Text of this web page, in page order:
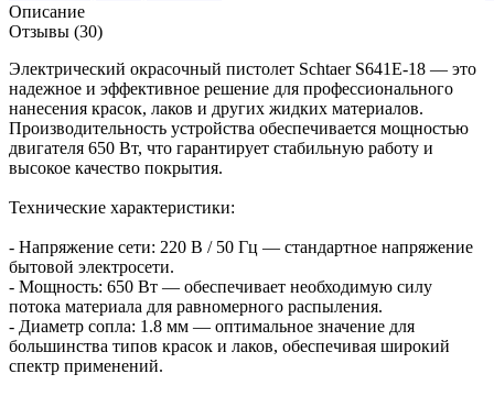
Описание
Отзывы (30)
Электрический окрасочный пистолет Schtaer S641E-18 — это
надежное и эффективное решение для профессионального
нанесения красок, лаков и других жидких материалов.
Производительность устройства обеспечивается мощностью
двигателя 650 Вт, что гарантирует стабильную работу и
высокое качество покрытия.
Технические характеристики:
- Напряжение сети: 220 В / 50 Гц — стандартное напряжение
бытовой электросети.
- Мощность: 650 Вт — обеспечивает необходимую силу
потока материала для равномерного распыления.
- Диаметр сопла: 1.8 мм — оптимальное значение для
большинства типов красок и лаков, обеспечивая широкий
спектр применений.